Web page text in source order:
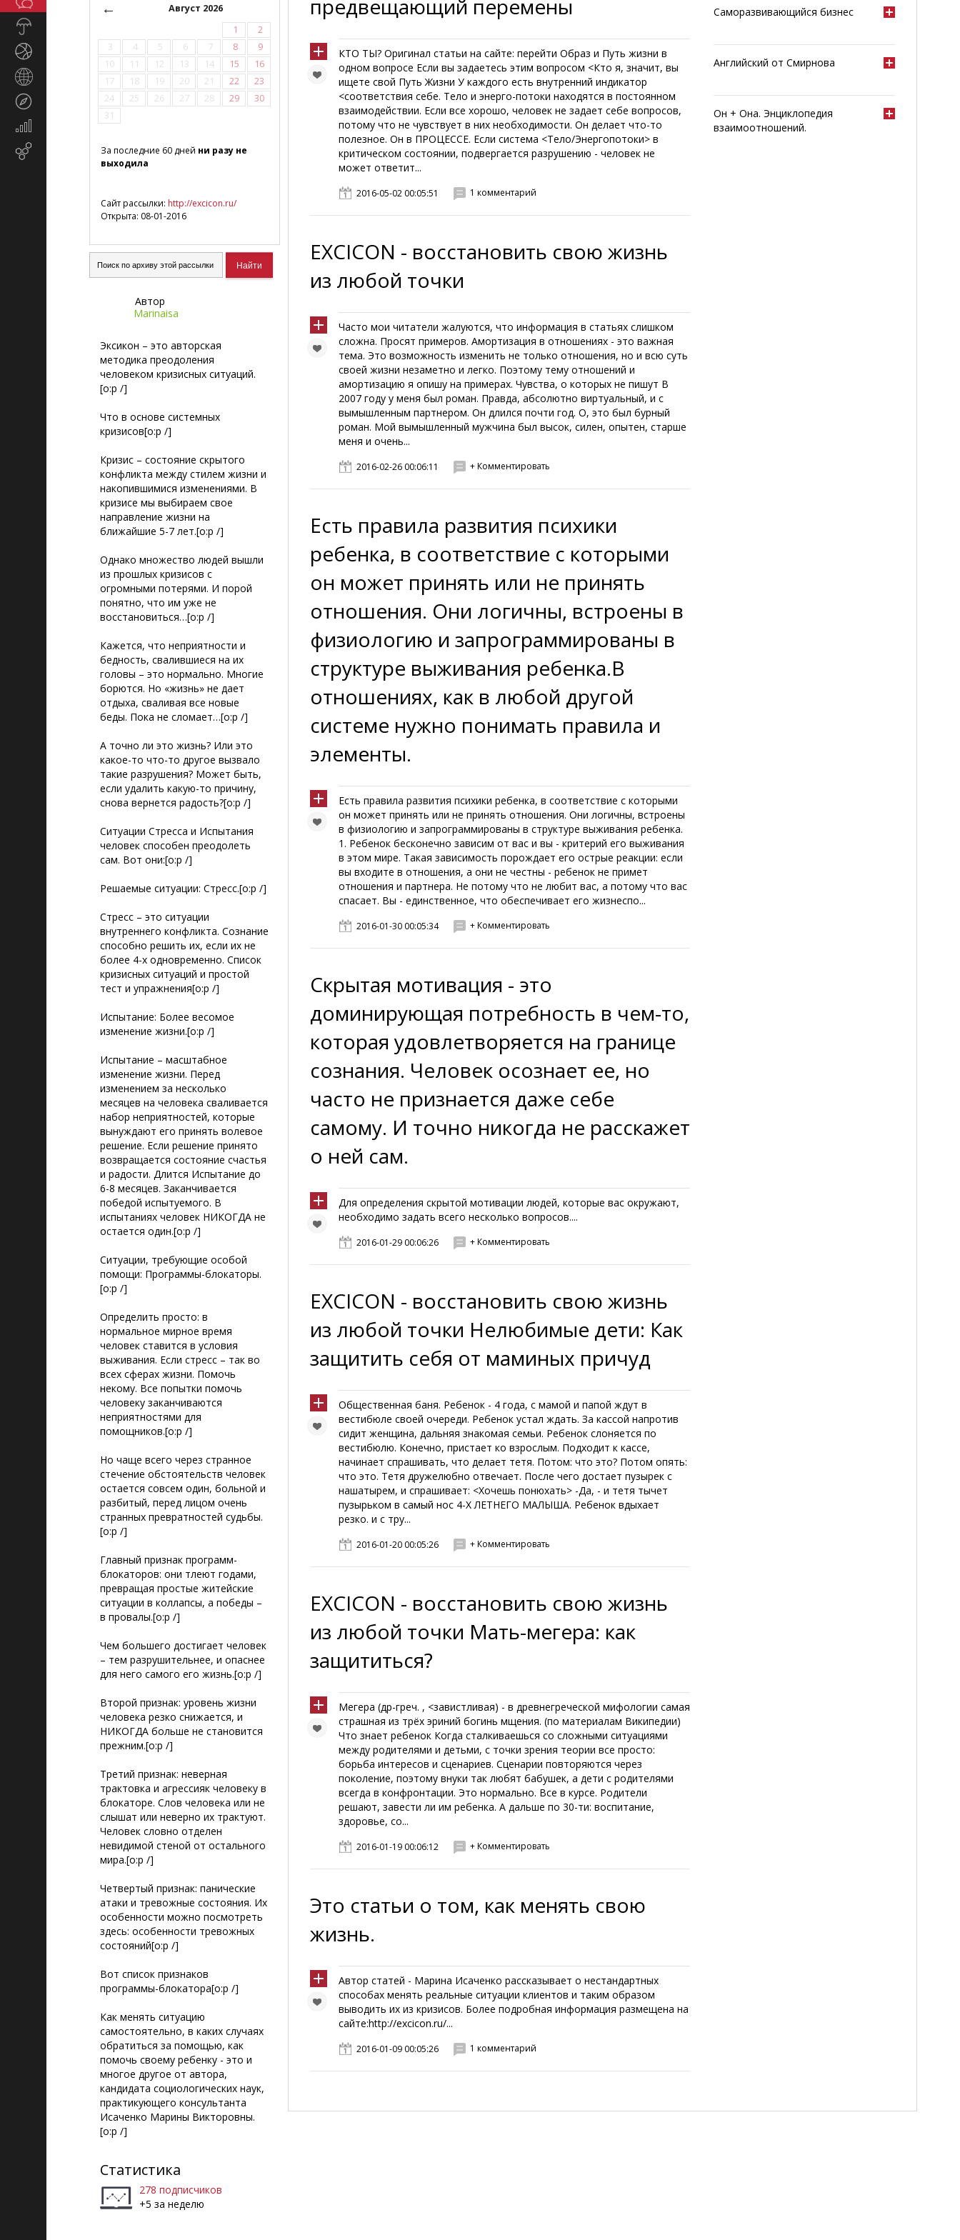
Экономика
маркетинг
←
Август 2026
1
2
3
4 5 6 7 8
9
10
11 12 13 14 15
16
17
18 19 20 21 22
23
24
25 26 27 28 29
30
31
За последние 60 дней ни разу не
выходила
Сайт рассылки: http://excicon.ru/
Открыта: 08-01-2016
Автор
Marinaisa
Эксикон – это авторская
методика преодоления
человеком кризисных ситуаций.
[o:p /]
Что в основе системных
кризисов[o:p /]
Кризис – состояние скрытого
конфликта между стилем жизни и
накопившимися изменениями. В
кризисе мы выбираем свое
направление жизни на
ближайшие 5-7 лет.[o:p /]
Однако множество людей вышли
из прошлых кризисов с
огромными потерями. И порой
понятно, что им уже не
восстановиться…[o:p /]
Кажется, что неприятности и
бедность, свалившиеся на их
головы – это нормально. Многие
борются. Но «жизнь» не дает
отдыха, сваливая все новые
беды. Пока не сломает…[o:p /]
А точно ли это жизнь? Или это
какое-то что-то другое вызвало
такие разрушения? Может быть,
если удалить какую-то причину,
снова вернется радость?[o:p /]
Ситуации Стресса и Испытания
человек способен преодолеть
сам. Вот они:[o:p /]
Решаемые ситуации: Стресс.[o:p /]
Стресс – это ситуации
внутреннего конфликта. Сознание
способно решить их, если их не
более 4-х одновременно. Список
кризисных ситуаций и простой
тест и упражнения[o:p /]
Испытание: Более весомое
изменение жизни.[o:p /]
Испытание – масштабное
изменение жизни. Перед
изменением за несколько
месяцев на человека сваливается
набор неприятностей, которые
вынуждают его принять волевое
решение. Если решение принято
возвращается состояние счастья
и радости. Длится Испытание до
6-8 месяцев. Заканчивается
победой испытуемого. В
испытаниях человек НИКОГДА не
остается один.[o:p /]
Ситуации, требующие особой
помощи: Программы-блокаторы.
[o:p /]
Определить просто: в
нормальное мирное время
человек ставится в условия
выживания. Если стресс – так во
всех сферах жизни. Помочь
некому. Все попытки помочь
человеку заканчиваются
неприятностями для
помощников.[o:p /]
Но чаще всего через странное
стечение обстоятельств человек
остается совсем один, больной и
разбитый, перед лицом очень
странных превратностей судьбы.
[o:p /]
Главный признак программ-
блокаторов: они тлеют годами,
превращая простые житейские
ситуации в коллапсы, а победы –
в провалы.[o:p /]
Чем большего достигает человек
– тем разрушительнее, и опаснее
для него самого его жизнь.[o:p /]
Второй признак: уровень жизни
человека резко снижается, и
НИКОГДА больше не становится
прежним.[o:p /]
Третий признак: неверная
трактовка и агрессияк человеку в
блокаторе. Слов человека или не
слышат или неверно их трактуют.
Человек словно отделен
невидимой стеной от остального
мира.[o:p /]
Четвертый признак: панические
атаки и тревожные состояния. Их
особенности можно посмотреть
здесь: особенности тревожных
состояний[o:p /]
Вот список признаков
программы-блокатора[o:p /]
Как менять ситуацию
самостоятельно, в каких случаях
обратиться за помощью, как
помочь своему ребенку - это и
многое другое от автора,
кандидата социологических наук,
практикующего консультанта
Исаченко Марины Викторовны.
[o:p /]
Статистика
278 подписчиков
+5 за неделю
предвещающий перемены
КТО ТЫ? Оригинал статьи на сайте: перейти Образ и Путь жизни в
одном вопросе Если вы задаетесь этим вопросом <Кто я, значит, вы
ищете свой Путь Жизни У каждого есть внутренний индикатор
<соответствия себе. Тело и энерго-потоки находятся в постоянном
взаимодействии. Если все хорошо, человек не задает себе вопросов,
потому что не чувствует в них необходимости. Он делает что-то
полезное. Он в ПРОЦЕССЕ. Если система <Тело/Энергопотоки> в
критическом состоянии, подвергается разрушению - человек не
может ответит...
2016-05-02 00:05:51 1 комментарий
EXCICON - восстановить свою жизнь
из любой точки
Часто мои читатели жалуются, что информация в статьях слишком
сложна. Просят примеров. Амортизация в отношениях - это важная
тема. Это возможность изменить не только отношения, но и всю суть
своей жизни незаметно и легко. Поэтому тему отношений и
амортизацию я опишу на примерах. Чувства, о которых не пишут В
2007 году у меня был роман. Правда, абсолютно виртуальный, и с
вымышленным партнером. Он длился почти год. О, это был бурный
роман. Мой вымышленный мужчина был высок, силен, опытен, старше
меня и очень...
2016-02-26 00:06:11 + Комментировать
Есть правила развития психики
ребенка, в соответствие с которыми
он может принять или не принять
отношения. Они логичны, встроены в
физиологию и запрограммированы в
структуре выживания ребенка.В
отношениях, как в любой другой
системе нужно понимать правила и
элементы.
Есть правила развития психики ребенка, в соответствие с которыми
он может принять или не принять отношения. Они логичны, встроены
в физиологию и запрограммированы в структуре выживания ребенка.
1. Ребенок бесконечно зависим от вас и вы - критерий его выживания
в этом мире. Такая зависимость порождает его острые реакции: если
вы входите в отношения, а они не честны - ребенок не примет
отношения и партнера. Не потому что не любит вас, а потому что вас
спасает. Вы - единственное, что обеспечивает его жизнеспо...
2016-01-30 00:05:34 + Комментировать
Скрытая мотивация - это
доминирующая потребность в чем-то,
которая удовлетворяется на границе
сознания. Человек осознает ее, но
часто не признается даже себе
самому. И точно никогда не расскажет
о ней сам.
Для определения скрытой мотивации людей, которые вас окружают,
необходимо задать всего несколько вопросов....
2016-01-29 00:06:26 + Комментировать
EXCICON - восстановить свою жизнь
из любой точки Нелюбимые дети: Как
защитить себя от маминых причуд
Общественная баня. Ребенок - 4 года, с мамой и папой ждут в
вестибюле своей очереди. Ребенок устал ждать. За кассой напротив
сидит женщина, дальняя знакомая семьи. Ребенок слоняется по
вестибюлю. Конечно, пристает ко взрослым. Подходит к кассе,
начинает спрашивать, что делает тетя. Потом: что это? Потом опять:
что это. Тетя дружелюбно отвечает. После чего достает пузырек с
нашатырем, и спрашивает: <Хочешь понюхать> -Да, - и тетя тычет
пузырьком в самый нос 4-Х ЛЕТНЕГО МАЛЫША. Ребенок вдыхает
резко. и с тру...
2016-01-20 00:05:26 + Комментировать
EXCICON - восстановить свою жизнь
из любой точки Мать-мегера: как
защититься?
Мегера (др-греч. , <завистливая) - в древнегреческой мифологии самая
страшная из трёх эриний богинь мщения. (по материалам Википедии)
Что знает ребенок Когда сталкиваешься со сложными ситуациями
между родителями и детьми, с точки зрения теории все просто:
борьба интересов и сценариев. Сценарии повторяются через
поколение, поэтому внуки так любят бабушек, а дети с родителями
всегда в конфронтации. Это нормально. Все в курсе. Родители
решают, завести ли им ребенка. А дальше по 30-ти: воспитание,
здоровье, со...
2016-01-19 00:06:12 + Комментировать
Это статьи о том, как менять свою
жизнь.
Автор статей - Марина Исаченко рассказывает о нестандартных
способах менять реальные ситуации клиентов и таким образом
выводить их из кризисов. Более подробная информация размещена на
сайте:http://excicon.ru/...
2016-01-09 00:05:26 1 комментарий
Саморазвивающийся бизнес
Английский от Смирнова
Он + Она. Энциклопедия
взаимоотношений.